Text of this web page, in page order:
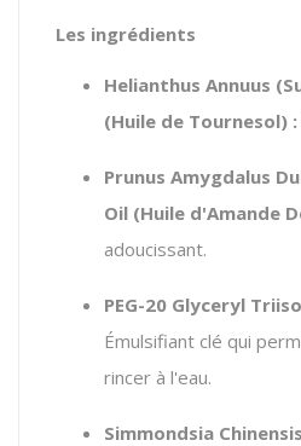
Les ingrédients
Helianthus Annuus
(Huile de Tournesol) :
Prunus Amygdalus
Oil (Huile d'Amande
adoucissant.
PEG-20 Glyceryl
Émulsifiant clé qui
rincer à l'eau.
Simmondsia